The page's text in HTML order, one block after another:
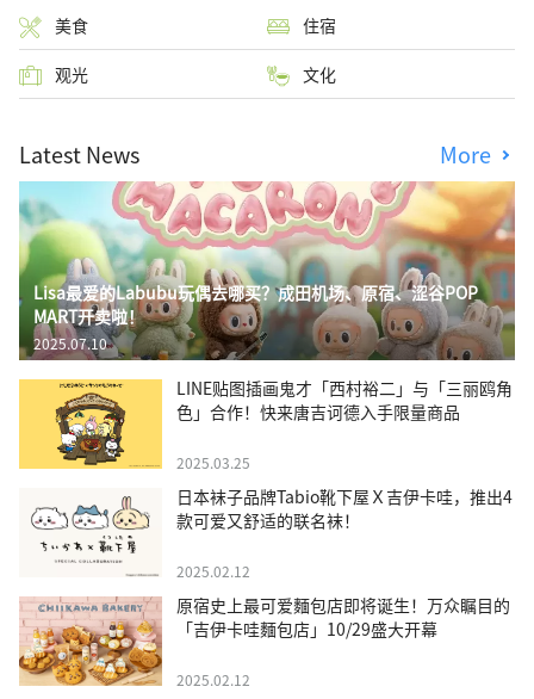
美食 住宿
观光 文化
Latest News More
Lisa最爱的Labubu玩偶去哪买？成田机场、原宿、涩谷POP
MART开卖啦！
2025.07.10
LINE贴图插画鬼才「西村裕二」与「三丽鸥角
色」合作！快来唐吉诃德入手限量商品
2025.03.25
日本袜子品牌Tabio靴下屋Ｘ吉伊卡哇，推出4
款可爱又舒适的联名袜！
2025.02.12
原宿史上最可爱麵包店即将诞生！万众瞩目的
「吉伊卡哇麵包店」10/29盛大开幕
2025.02.12